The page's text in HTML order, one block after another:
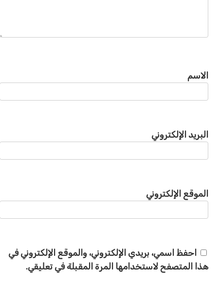
الاسم
البريد الإلكتروني
الموقع الإلكتروني
احفظ اسمي، بريدي الإلكتروني، والموقع الإلكتروني في
هذا المتصفح لاستخدامها المرة المقبلة في تعليقي.